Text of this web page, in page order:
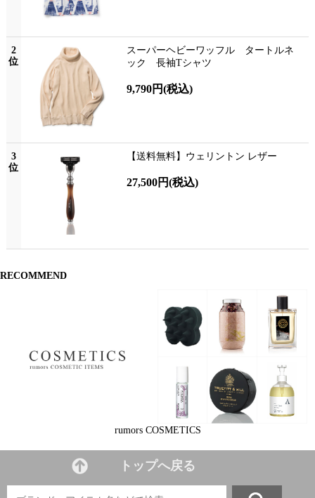
2
位
スーパーヘビーワッフル タートルネ
ック 長袖Tシャツ
9,790円(税込)
3
位
【送料無料】ウェリントン レザー
27,500円(税込)
RECOMMEND
rumors COSMETICS
トップへ戻る